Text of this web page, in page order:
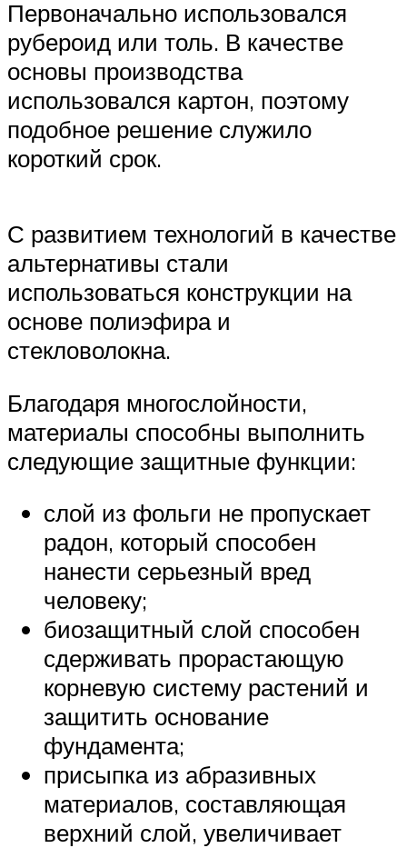
Первоначально использовался
рубероид или толь. В качестве
основы производства
использовался картон, поэтому
подобное решение служило
короткий срок.
С развитием технологий в качестве
альтернативы стали
использоваться конструкции на
основе полиэфира и
стекловолокна.
Благодаря многослойности,
материалы способны выполнить
следующие защитные функции:
слой из фольги не пропускает
радон, который способен
нанести серьезный вред
человеку;
биозащитный слой способен
сдерживать прорастающую
корневую систему растений и
защитить основание
фундамента;
присыпка из абразивных
материалов, составляющая
верхний слой, увеличивает